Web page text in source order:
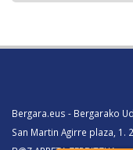
Bergara.eus - Bergarako
San Martin Agirre plaza, 1.